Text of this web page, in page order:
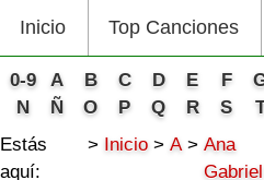
Inicio Top Canciones
0-9 A B C D E F
N
Ñ O P Q R S
Estás
aquí:
Inicio A
Ana
Gabriel